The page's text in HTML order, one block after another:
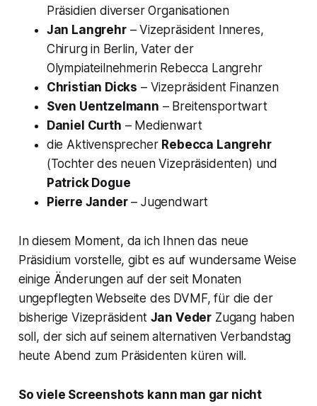
Präsidien diverser Organisationen
Jan Langrehr– Vizepräsident Inneres,
Chirurg in Berlin, Vater der
Olympiateilnehmerin Rebecca Langrehr
Christian Dicks – Vizepräsident Finanzen
Sven Uentzelmann – Breitensportwart
Daniel Curth – Medienwart
die Aktivensprecher Rebecca Langrehr
(Tochter des neuen Vizepräsidenten) und
Patrick Dogue
Pierre Jander– Jugendwart
In diesem Moment, da ich Ihnen das neue
Präsidium vorstelle, gibt es auf wundersame Weise
einige Änderungen auf der seit Monaten
ungepflegten Webseite des DVMF, für die der
bisherige Vizepräsident Jan Veder Zugang haben
soll, der sich auf seinem alternativen Verbandstag
heute Abend zum Präsidenten küren will.
So viele Screenshots kann man gar nicht